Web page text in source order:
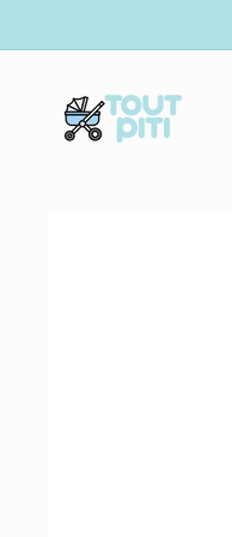
ET
AU
CONTENU